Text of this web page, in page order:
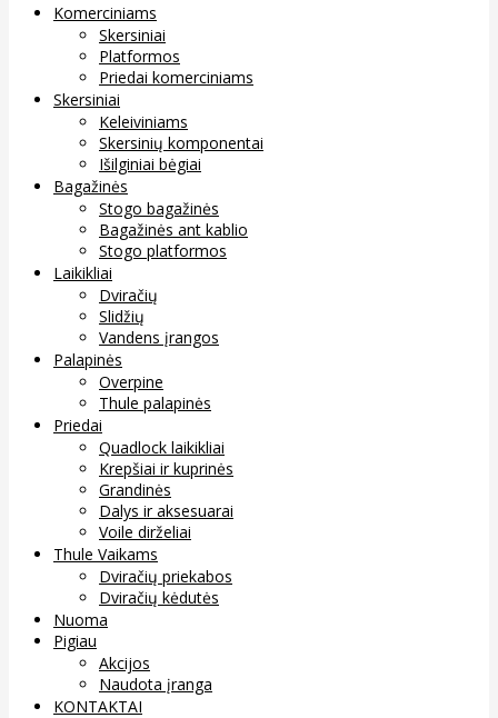
Komerciniams
Skersiniai
Platformos
Priedai komerciniams
Skersiniai
Keleiviniams
Skersinių komponentai
Išilginiai bėgiai
Bagažinės
Stogo bagažinės
Bagažinės ant kablio
Stogo platformos
Laikikliai
Dviračių
Slidžių
Vandens įrangos
Palapinės
Overpine
Thule palapinės
Priedai
Quadlock laikikliai
Krepšiai ir kuprinės
Grandinės
Dalys ir aksesuarai
Voile dirželiai
Thule Vaikams
Dviračių priekabos
Dviračių kėdutės
Nuoma
Pigiau
Akcijos
Naudota įranga
KONTAKTAI